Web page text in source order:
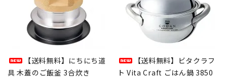
【送料無料】にちにち道
具 木蓋のご飯釜 3合炊き
【送料無料】ビタクラフ
ト Vita Craft ごはん鍋 3850